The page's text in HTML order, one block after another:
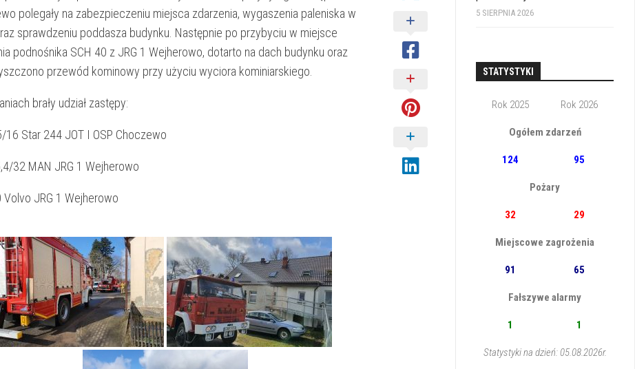
polegały na zabezpieczeniu miejsca zdarzenia, wygaszenia paleniska w
sprawdzeniu poddasza budynku. Następnie po przybyciu w miejsce
podnośnika SCH 40 z JRG 1 Wejherowo, dotarto na dach budynku oraz
przewód kominowy przy użyciu wyciora kominiarskiego.
brały udział zastępy:
16 Star 244 JOT I OSP Choczewo
32 MAN JRG 1 Wejherowo
Volvo JRG 1 Wejherowo
5 SIERPNIA 2026
STATYSTYKI
Rok 2025 Rok 2026
Ogółem zdarzeń
124 95
Pożary
32 29
Miejscowe zagrożenia
91 65
Fałszywe alarmy
1 1
Statystyki na dzień: 05.08.2026r.